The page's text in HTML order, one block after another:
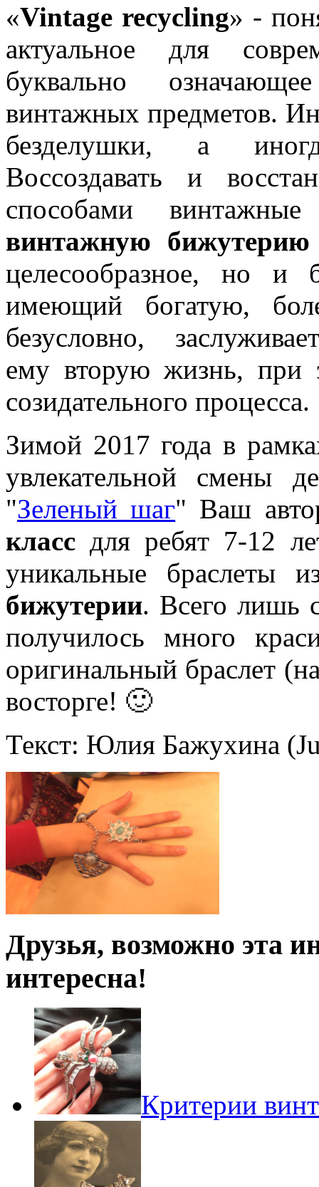
«Vintage recycling» -
актуальное для
буквально
винтажных предметов.
безделушки, а
Воссоздавать и
способами
винтажную бижутерию
целесообразное, но и
имеющий богатую,
безусловно,
ему вторую жизнь, при
созидательного процесса.
Зимой 2017 года в
увлекательной смены
"Зеленый шаг" Ваш
класс для ребят 7-12
уникальные браслеты
бижутерии. Всего лишь
получилось много
оригинальный браслет
восторге! 🙂
Текст: Юлия Бажухина
Друзья, возможно эта
интересна!
Критерии